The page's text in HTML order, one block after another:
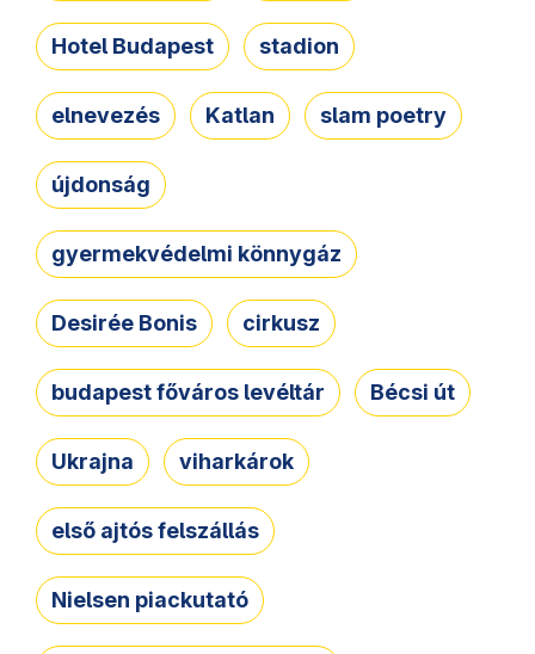
Hotel Budapest stadion
elnevezés Katlan slam poetry
újdonság
gyermekvédelmi könnygáz
Desirée Bonis cirkusz
budapest főváros levéltár Bécsi út
Ukrajna viharkárok
első ajtós felszállás
Nielsen piackutató